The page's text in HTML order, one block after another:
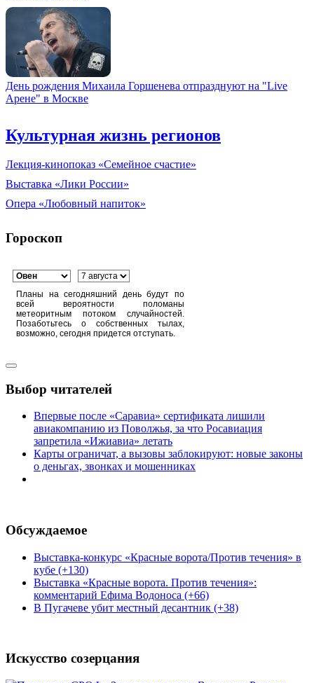
День рождения Михаила Горшенева отпразднуют на "Live
Арене" в Москве
Культурная жизнь регионов
Лекция-кинопоказ «Семейное счастие»
Выставка «Лики России»
Опера «Любовный напиток»
Гороскоп
Планы на сегодняшний день будут по
всей вероятности поломаны
метеоритным потоком случайностей.
Позаботьтесь о собственных тылах,
возможно, сегодня придется отступать.
Выбор читателей
Впервые после «Саравиа» сертификата лишили
авиакомпанию из Поволжья, за что Росавиация
запретила «Ижиавиа» летать
Карты ограничат, а вызовы заблокируют: новые законы
о деньгах, звонках и мошенниках
Обсуждаемое
Выставка-конкурс «Красные ворота/Против течения» в
кубе (+130)
Выставка «Красные ворота. Против течения»:
комментарий Ефима Водоноса (+66)
В Пугачеве убит местный десантник (+38)
Искусство созерцания